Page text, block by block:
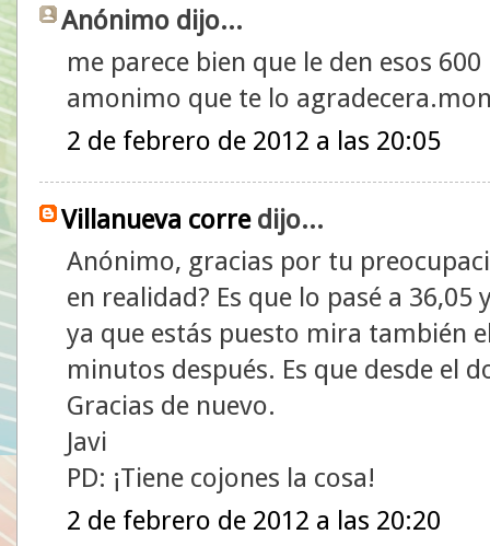
Anónimo dijo...
me parece bien que le den esos
amonimo que te lo
2 de febrero de 2012 a las 20:05
Villanueva corredijo...
Anónimo, gracias por tu
en realidad? Es que lo pasé a
ya que estás puesto mira también
minutos después. Es que desde el
Gracias de nuevo.
Javi
PD: ¡Tiene cojones la cosa!
2 de febrero de 2012 a las 20:20